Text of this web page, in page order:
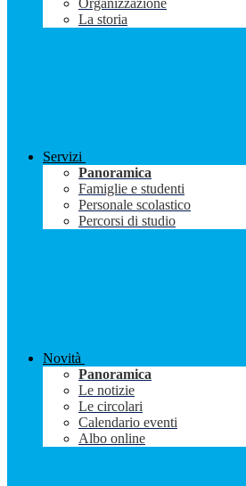
Organizzazione
La storia
Servizi
Panoramica
Famiglie e studenti
Personale scolastico
Percorsi di studio
Novità
Panoramica
Le notizie
Le circolari
Calendario eventi
Albo online